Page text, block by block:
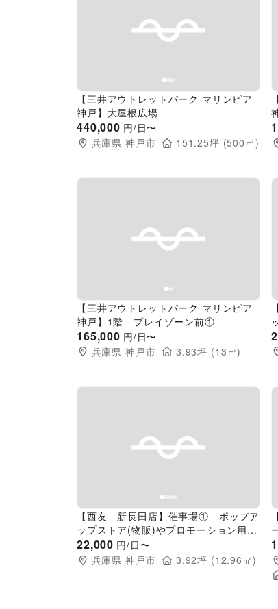
Previous slide
【三井アウトレットパーク マリンピア
神戸】大屋根広場
440,000 円/日〜
兵庫県 神戸市 151.25坪 (500 ㎡)
Previous slide
【三井アウトレットパーク マリンピア
神戸】1階 プレイゾーン前①
165,000 円/日〜
兵庫県 神戸市 3.93坪 (13 ㎡)
Previous slide
【西友 新長田店】催事場① ポップア
ップストア(物販)やプロモーション用途
に最適なスーパー店内催事イベントスペ
ース
22,000 円/日〜
兵庫県 神戸市 3.92坪 (12.96 ㎡)